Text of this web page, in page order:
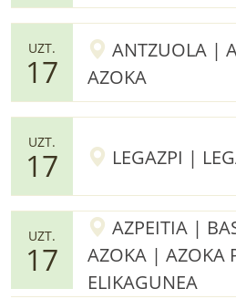
UZT.
17
ANTZUOLA |
AZOKA
UZT.
17 LEGAZPI |
UZT.
17
AZPEITIA |
AZOKA | AZOKA
ELIKAGUNEA